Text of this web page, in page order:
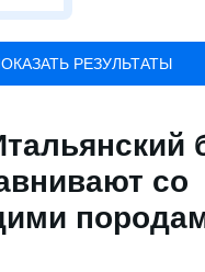
РЕЗУЛЬТАТЫ
со